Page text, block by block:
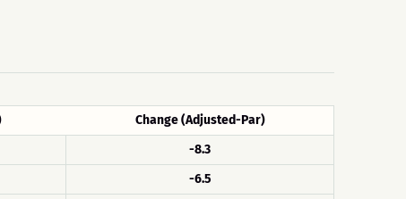
Change (Adjusted-Par)
-8.3
-6.5